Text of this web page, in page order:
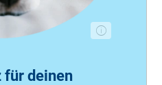
für deinen